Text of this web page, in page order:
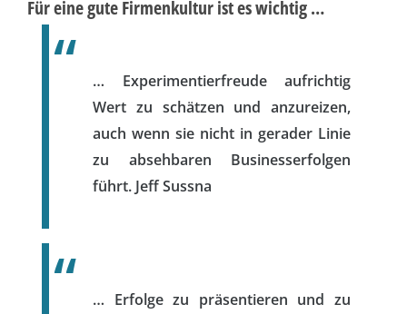
Für eine gute Firmenkultur ist es wichtig …
… Experimentierfreude aufrichtig
Wert zu schätzen und anzureizen,
auch wenn sie nicht in gerader Linie
zu absehbaren Businesserfolgen
führt. Jeff Sussna
… Erfolge zu präsentieren und zu